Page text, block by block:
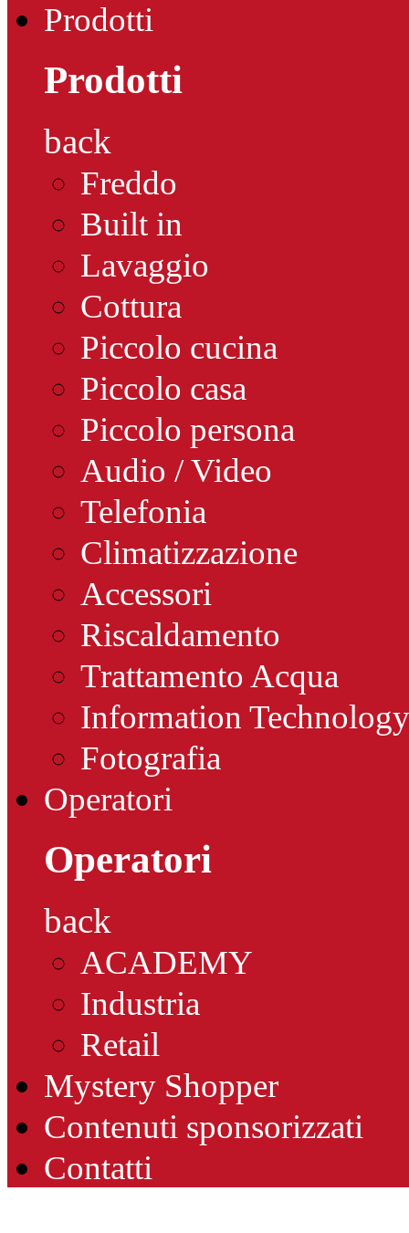
Prodotti
Prodotti
back
Freddo
Built in
Lavaggio
Cottura
Piccolo cucina
Piccolo casa
Piccolo persona
Audio / Video
Telefonia
Climatizzazione
Accessori
Riscaldamento
Trattamento Acqua
Information Technology
Fotografia
Operatori
Operatori
back
ACADEMY
Industria
Retail
Mystery Shopper
Contenuti sponsorizzati
Contatti